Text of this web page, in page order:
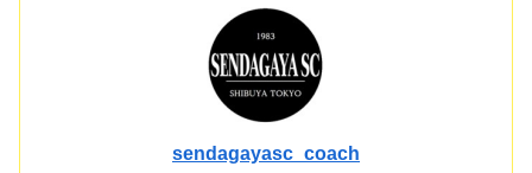
sendagayasc_coach